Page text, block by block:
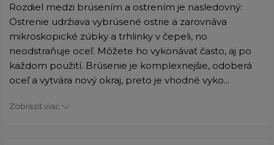
Rozdiel medzi brúsením a ostrením je nasledovný:
Ostrenie udržiava vybrúsené ostrie a zarovnáva
mikroskopické zúbky a trhlinky v čepeli, no
neodstraňuje oceľ. Môžete ho vykonávať často, aj po
každom použití. Brúsenie je komplexnejšie, odoberá
oceľ a vytvára nový okraj, preto je vhodné vyko...
Zobraziť viac